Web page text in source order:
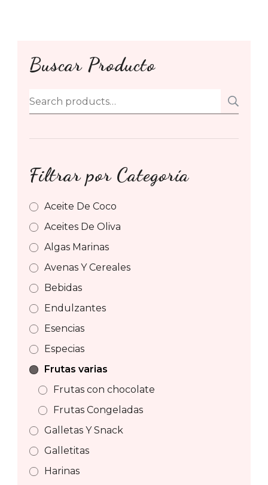
Buscar Producto
Search
for:
Filtrar por Categoría
Aceite De Coco
Aceites De Oliva
Algas Marinas
Avenas Y Cereales
Bebidas
Endulzantes
Esencias
Especias
Frutas varias
Frutas con chocolate
Frutas Congeladas
Galletas Y Snack
Galletitas
Harinas